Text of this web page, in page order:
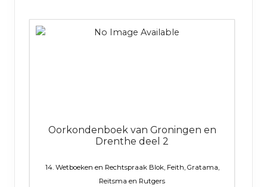
Oorkondenboek van Groningen en
Drenthe deel 2
14. Wetboeken en Rechtspraak Blok, Feith, Gratama,
Reitsma en Rutgers